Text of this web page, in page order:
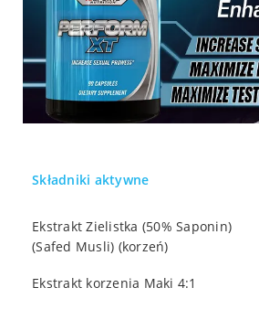
Składniki aktywne
Ekstrakt Zielistka (50% Saponin)
(Safed Musli) (korzeń)
Ekstrakt korzenia Maki 4:1